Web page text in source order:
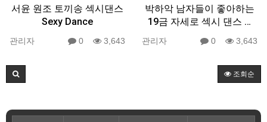
서윤 원조 토끼송 섹시댄스
Sexy Dance
관리자 0 3,643
박하악 남자들이 좋아하는
19금 자세로 섹시 댄스 …
관리자 0 3,643
조회순